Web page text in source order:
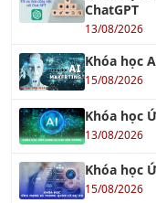
Khóa học
15/08/2026
Khóa học
13/08/2026
Khóa học
15/08/2026
Khóa học
hiệu quả